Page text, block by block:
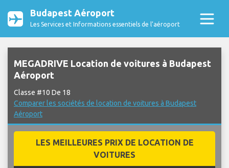
Budapest Aéroport
Les Services et Informations essentiels de l’aéroport
MEGADRIVE Location de voitures à Budapest
Aéroport
Classe #10 De 18
Comparer les sociétés de location de voitures à Budapest
Aéroport
LES MEILLEURES PRIX DE LOCATION DE
VOITURES